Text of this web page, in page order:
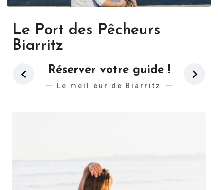
Le Port des Pêcheurs
Biarritz
Réserver votre guide !
Le meilleur de Biarritz